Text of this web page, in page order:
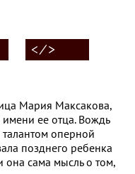
< ⁄ >
Мария Максакова,
ее отца. Вождь
оперной
позднего ребенка
она сама мысль о том,